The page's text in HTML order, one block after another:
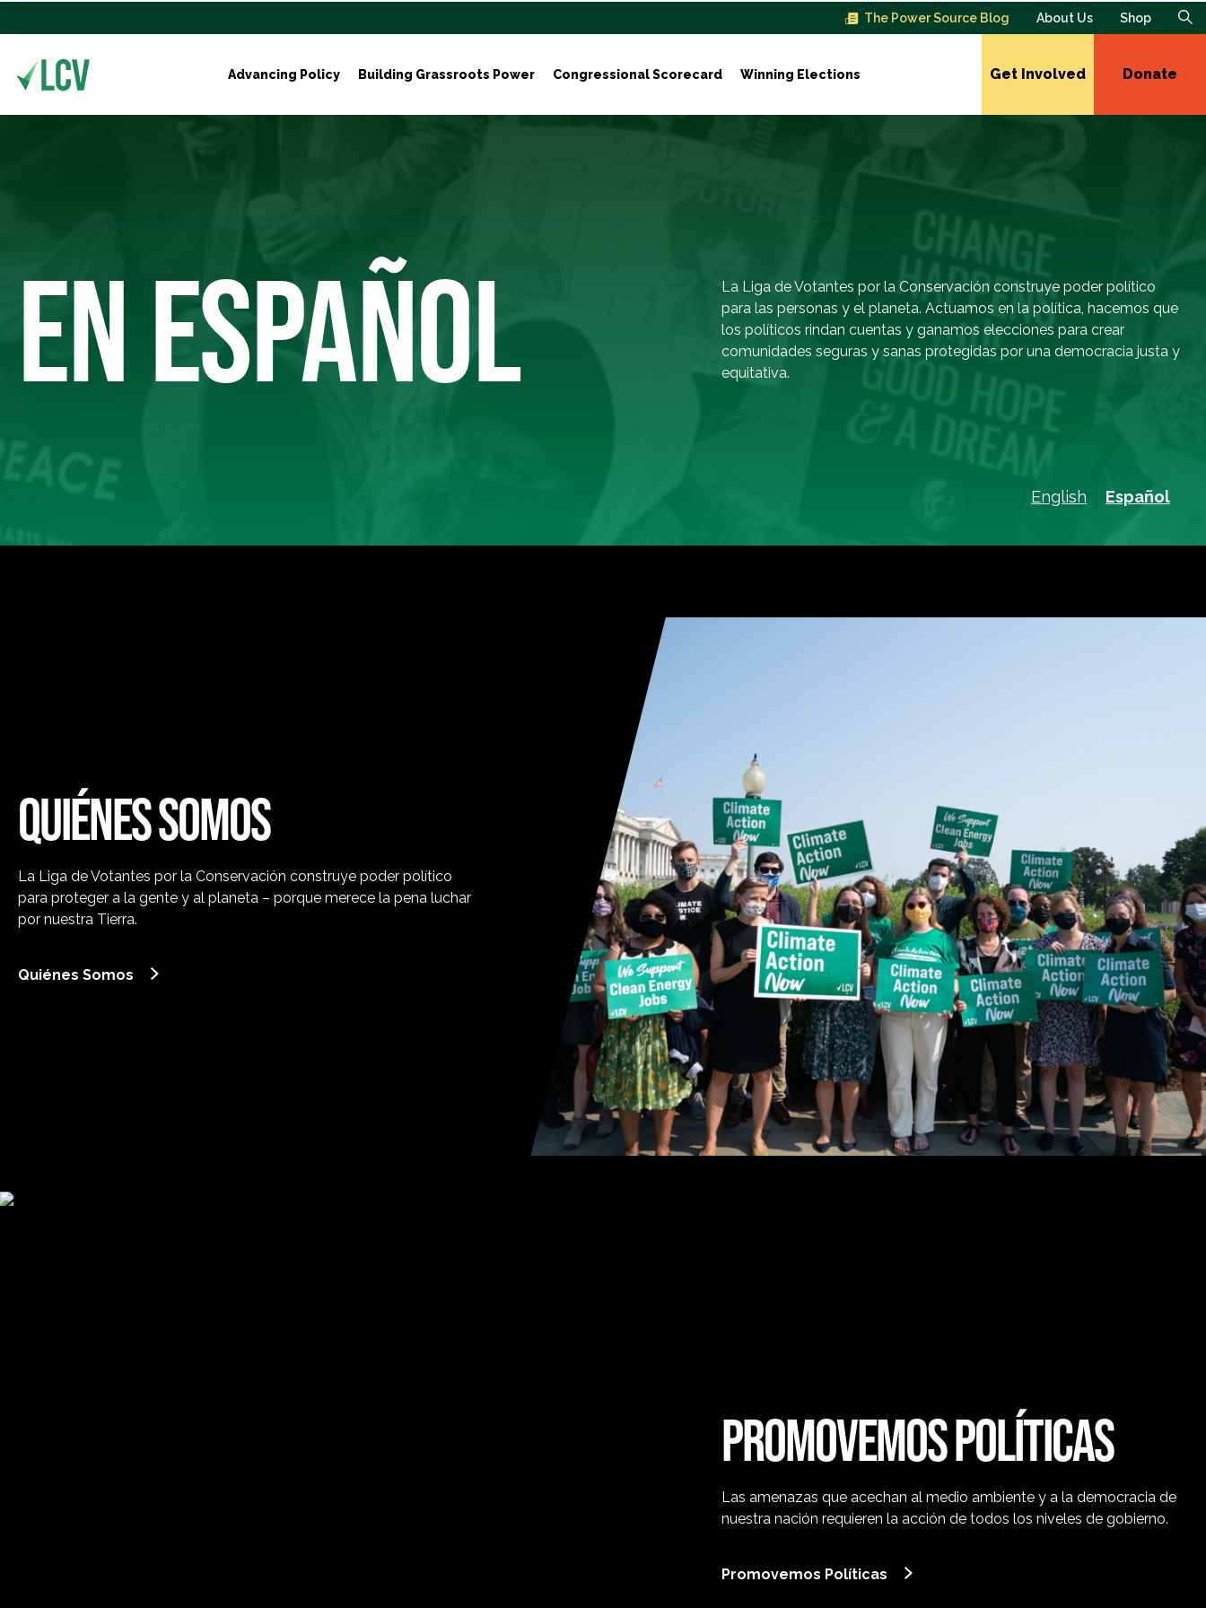
The Power Source Blog About Us Shop
Advancing Policy Building Grassroots Power Congressional Scorecard Winning Elections Get Involved Donate
EN ESPAÑOL
La Liga de Votantes por la Conservación construye poder político
para las personas y el planeta. Actuamos en la política, hacemos que
los políticos rindan cuentas y ganamos elecciones para crear
comunidades seguras y sanas protegidas por una democracia justa y
equitativa.
English Español
QUIÉNES SOMOS
La Liga de Votantes por la Conservación construye poder político
para proteger a la gente y al planeta – porque merece la pena luchar
por nuestra Tierra.
Quiénes Somos
PROMOVEMOS POLÍTICAS
Las amenazas que acechan al medio ambiente y a la democracia de
nuestra nación requieren la acción de todos los niveles de gobierno.
Promovemos Políticas